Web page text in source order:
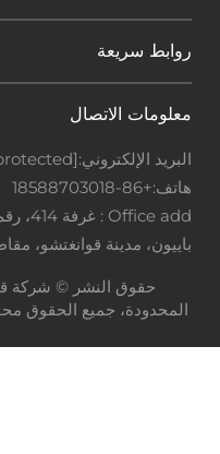
روابط سريعة
معلومات الاتصال
البريد الإلكتروني:[email protected]
هاتف:+86-18588703018
باييون، مدينة قوانغتشو،
حقوق النشر © شركة
المحدودة، جميع الحقوق